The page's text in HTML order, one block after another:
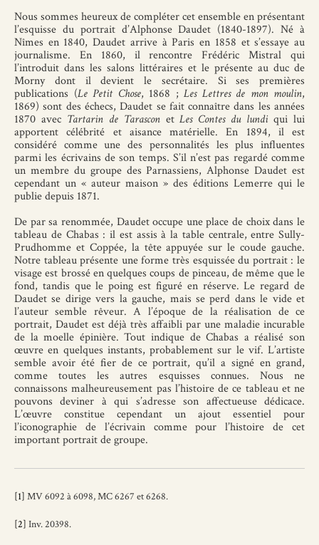
Nous sommes heureux de compléter cet ensemble en présentant
l’esquisse du portrait d’Alphonse Daudet (1840-1897). Né à
Nîmes en 1840, Daudet arrive à Paris en 1858 et s’essaye au
journalisme. En 1860, il rencontre Frédéric Mistral qui
l’introduit dans les salons littéraires et le présente au duc de
Morny dont il devient le secrétaire. Si ses premières
publications (Le Petit Chose, 1868 ; Les Lettres de mon moulin,
1869) sont des échecs, Daudet se fait connaître dans les années
1870 avec Tartarin de TarasconetLes Contes du lundiqui lui
apportent célébrité et aisance matérielle. En 1894, il est
considéré comme une des personnalités les plus influentes
parmi les écrivains de son temps. S’il n’est pas regardé comme
un membre du groupe des Parnassiens, Alphonse Daudet est
cependant un « auteur maison » des éditions Lemerre qui le
publie depuis 1871.
De par sa renommée, Daudet occupe une place de choix dans le
tableau de Chabas : il est assis à la table centrale, entre Sully-
Prudhomme et Coppée, la tête appuyée sur le coude gauche.
Notre tableau présente une forme très esquissée du portrait : le
visage est brossé en quelques coups de pinceau, de même que le
fond, tandis que le poing est figuré en réserve. Le regard de
Daudet se dirige vers la gauche, mais se perd dans le vide et
l’auteur semble rêveur. A l’époque de la réalisation de ce
portrait, Daudet est déjà très affaibli par une maladie incurable
de la moelle épinière. Tout indique de Chabas a réalisé son
œuvre en quelques instants, probablement sur le vif. L’artiste
semble avoir été fier de ce portrait, qu’il a signé en grand,
comme toutes les autres esquisses connues. Nous ne
connaissons malheureusement pas l’histoire de ce tableau et ne
pouvons deviner à qui s’adresse son affectueuse dédicace.
L’œuvre constitue cependant un ajout essentiel pour
l’iconographie de l’écrivain comme pour l’histoire de cet
important portrait de groupe.
[1] MV 6092 à 6098, MC 6267 et 6268.
[2] Inv. 20398.